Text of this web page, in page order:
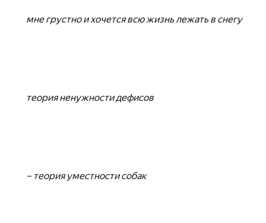
мне грустно и хочется всю жизнь лежать в снегу
теория ненужности дефисов
– теория уместности собак